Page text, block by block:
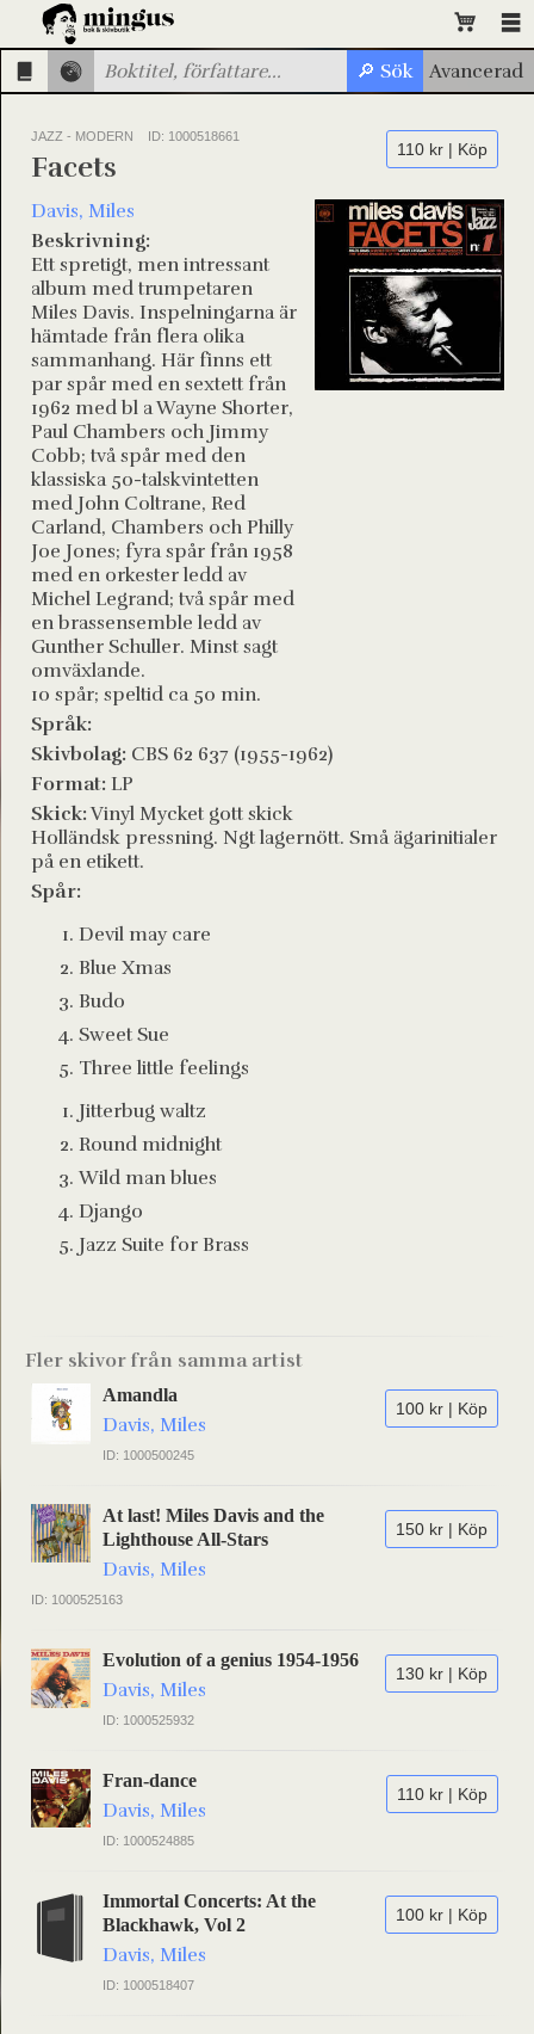
JAZZ - MODERN ID: 1000518661
110 kr | Köp
Facets
Davis, Miles
Beskrivning:
Ett spretigt, men intressant
album med trumpetaren
Miles Davis. Inspelningarna är
hämtade från flera olika
sammanhang. Här finns ett
par spår med en sextett från
1962 med bl a Wayne Shorter,
Paul Chambers och Jimmy
Cobb; två spår med den
klassiska 50-talskvintetten
med John Coltrane, Red
Carland, Chambers och Philly
Joe Jones; fyra spår från 1958
med en orkester ledd av
Michel Legrand; två spår med
en brassensemble ledd av
Gunther Schuller. Minst sagt
omväxlande.
10 spår; speltid ca 50 min.
Språk:
Skivbolag: CBS 62 637 (1955-1962)
Format: LP
Skick:Vinyl Mycket gott skick
Holländsk pressning. Ngt lagernött. Små ägarinitialer
på en etikett.
Spår:
Devil may care
Blue Xmas
Budo
Sweet Sue
Three little feelings
Jitterbug waltz
Round midnight
Wild man blues
Django
Jazz Suite for Brass
Fler skivor från samma artist
100 kr | Köp
Amandla
Davis, Miles
ID: 1000500245
150 kr | Köp
At last! Miles Davis and the
Lighthouse All-Stars
Davis, Miles
ID: 1000525163
130 kr | Köp
Evolution of a genius 1954-1956
Davis, Miles
ID: 1000525932
110 kr | Köp
Fran-dance
Davis, Miles
ID: 1000524885
100 kr | Köp
Immortal Concerts: At the
Blackhawk, Vol 2
Davis, Miles
ID: 1000518407